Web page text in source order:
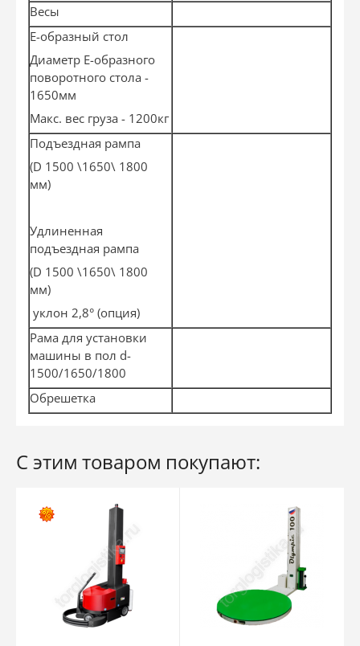
Весы
Е-образный стол
Диаметр E-образного
поворотного стола -
1650мм
Макс. вес груза - 1200кг
Подъездная рампа
(D 1500 \1650\ 1800
мм)
Удлиненная
подъездная рампа
(D 1500 \1650\ 1800
мм)
уклон 2,8° (опция)
Рама для установки
машины в пол d-
1500/1650/1800
Обрешетка
С этим товаром покупают: